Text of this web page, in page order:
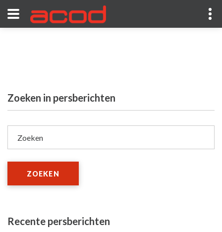
Zoeken in persberichten
Zoeken
ZOEKEN
Recente persberichten